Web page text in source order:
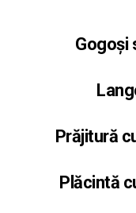
Gogoși
Prăjitură
Plăcintă